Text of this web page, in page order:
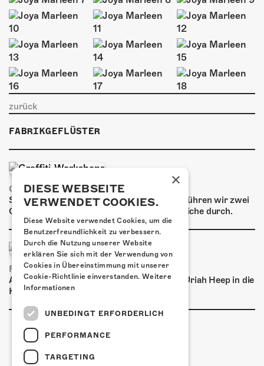
PHOTOMAT
INFOS
KONTAKT
GÖNNEREI
SHOP
MITMACHEN
zurück
FABRIKGEFLÜSTER
GRAFFITI-WORKSHOPS
Spray dein eigenes Graffiti! Im September führen wir zwei
Graffiti-Workshops für Kinder und Jugendliche durch.
FRISCH BESTÄTIGT: URIAH HEEP
Am Sonntag, 15. November 2026 kommen Uriah Heep in die
Kulturfabrik Kofmehl!
×
DIESE WEBSEITE
VERWENDET COOKIES.
Diese Website verwendet Cookies, um die
Benutzerfreundlichkeit zu verbessern.
Durch die Nutzung unserer Website
erklären Sie sich mit der Verwendung von
Cookies in Übereinstimmung mit unserer
Cookie-Richtlinie einverstanden. Weitere
Informationen
UNBEDINGT ERFORDERLICH
PERFORMANCE
TARGETING